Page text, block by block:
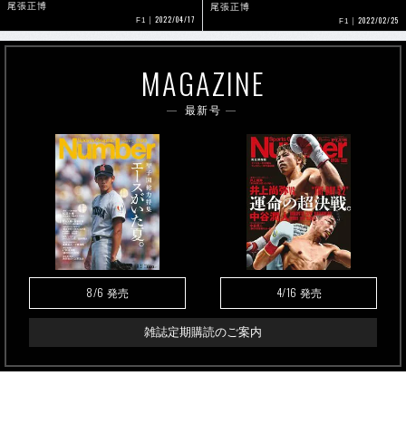
尾張正博
F1 2022/04/17
尾張正博
F1 2022/02/25
MAGAZINE
最新号
8/6 発売 4/16 発売
雑誌定期購読のご案内